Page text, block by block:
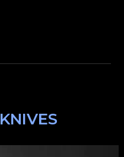
KNIVES